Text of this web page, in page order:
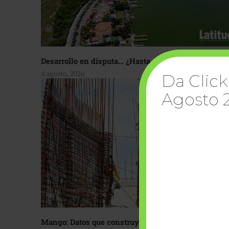
Desarrollo en disputa… ¿Hasta dónde crecer?
4 agosto, 2026
Mango: Datos que construyen confianza
Da
Agosto